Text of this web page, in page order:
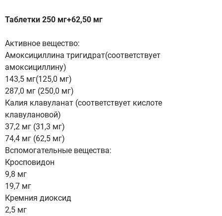
Таблетки 250 мг+62,50 мг
Активное вещество:
Амоксициллина тригидрат(соответствует
амоксициллину)
143,5 мг(125,0 мг)
287,0 мг (250,0 мг)
Калия клавуланат (соответствует кислоте
клавулановой)
37,2 мг (31,3 мг)
74,4 мг (62,5 мг)
Вспомогательные вещества:
Кросповидон
9,8 мг
19,7 мг
Кремния диоксид
2,5 мг